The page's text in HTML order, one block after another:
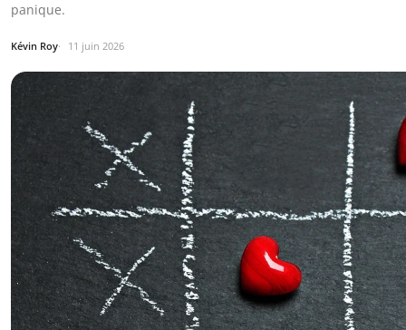
panique.
Kévin Roy 11 juin 2026